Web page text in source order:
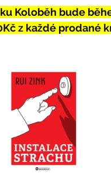
Koloběh bude
z každé